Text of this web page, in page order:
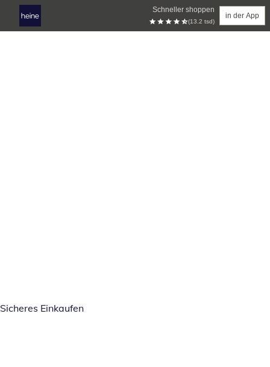
Schneller shoppen
(13.2 tsd)
in der App
Sicheres Einkaufen